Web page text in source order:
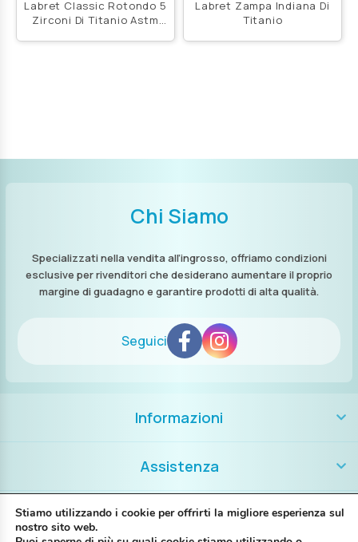
Labret Classic Rotondo 5
Zirconi Di Titanio Astm
Labret Zampa Indiana Di
Titanio
Chi Siamo
Specializzati nella vendita all’ingrosso, offriamo condizioni
esclusive per rivenditori che desiderano aumentare il proprio
margine di guadagno e garantire prodotti di alta qualità.
Seguici
Informazioni
Assistenza
Contatti
Stiamo utilizzando i cookie per offrirti la migliore esperienza sul
nostro sito web.